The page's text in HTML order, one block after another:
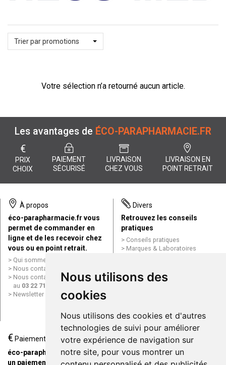
Nous utilisons des
cookies
Nous utilisons des cookies et d'autres
technologies de suivi pour améliorer
votre expérience de navigation sur
notre site, pour vous montrer un
Trier par promotions
Votre sélection n’a retourné aucun article.
Les avantages de ÉCO-PARAPHARMACIE.FR
€
PRIX
CHOIX
PAIEMENT
SÉCURISÉ
LIVRAISON
CHEZ VOUS
LIVRAISON EN
POINT RETRAIT
À propos
éco-parapharmacie.fr vous
permet de commander en
ligne et de les recevoir chez
vous ou en point retrait.
Qui sommes nous ?
Nous contacter par e-mail
Nous contacter par téléphone
au 03 22 71 64 10
Newsletter
Divers
Retrouvez les conseils
pratiques
Conseils pratiques
Marques & Laboratoires
Mentions légales
Données personnelles
ligne
€Paiement
éco-parapharmacie.fr offre
un paiement entièrement
Livraison / Point retrait
Commandez en ligne et
recevez votre commande